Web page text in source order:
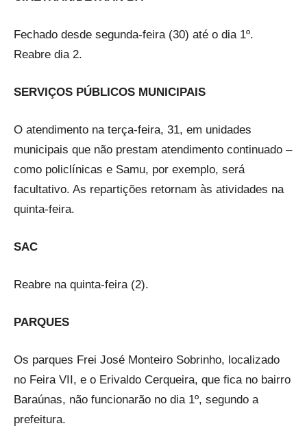
Fechado desde segunda-feira (30) até o dia 1º.
Reabre dia 2.
SERVIÇOS PÚBLICOS MUNICIPAIS
O atendimento na terça-feira, 31, em unidades
municipais que não prestam atendimento continuado –
como policlínicas e Samu, por exemplo, será
facultativo. As repartições retornam às atividades na
quinta-feira.
SAC
Reabre na quinta-feira (2).
PARQUES
Os parques Frei José Monteiro Sobrinho, localizado
no Feira VII, e o Erivaldo Cerqueira, que fica no bairro
Baraúnas, não funcionarão no dia 1º, segundo a
prefeitura.